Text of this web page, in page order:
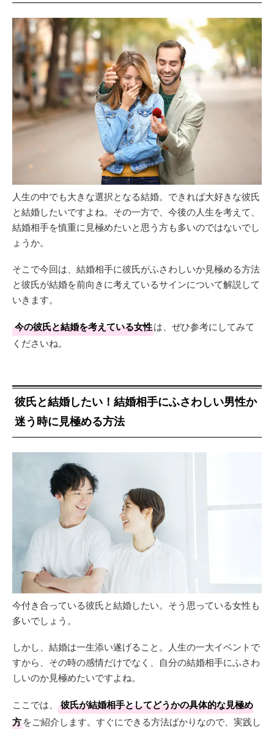
人生の中でも大きな選択となる結婚。できれば大好きな彼氏
と結婚したいですよね。その一方で、今後の人生を考えて、
結婚相手を慎重に見極めたいと思う方も多いのではないでし
ょうか。
そこで今回は、結婚相手に彼氏がふさわしいか見極める方法
と彼氏が結婚を前向きに考えているサインについて解説して
いきます。
今の彼氏と結婚を考えている女性は、ぜひ参考にしてみて
くださいね。
彼氏と結婚したい！結婚相手にふさわしい男性か
迷う時に見極める方法
今付き合っている彼氏と結婚したい。そう思っている女性も
多いでしょう。
しかし、結婚は一生添い遂げること。人生の一大イベントで
すから、その時の感情だけでなく、自分の結婚相手にふさわ
しいのか見極めたいですよね。
ここでは、
彼氏が結婚相手としてどうかの具体的な見極め
方をご紹介します。すぐにできる方法ばかりなので、実践し